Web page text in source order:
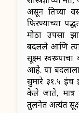
असून तिच्या
फिरण्याच्या
मोठा उपसा
बदलले आणि
सूक्ष्म
आहे. या बदलाला
सुमारे ३१.५ इंच
केले जाते, मात्र
तुलनेत अत्यंत